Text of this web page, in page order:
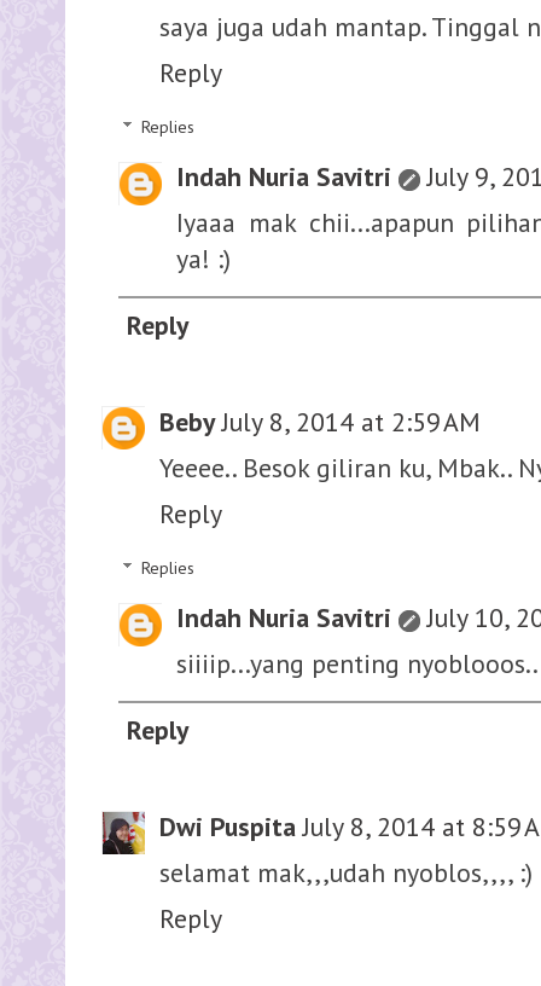
saya juga udah mantap. Tinggal
Reply
Replies
Indah Nuria Savitri
July 9,
Iyaaa mak chii...apapun
ya! :)
Reply
Beby July 8, 2014 at 2:59 AM
Yeeee.. Besok giliran ku, Mbak..
Reply
Replies
Indah Nuria Savitri
July 10,
siiiip...yang penting
Reply
Dwi Puspita July 8, 2014 at 8:59
selamat mak,,,udah nyoblos,,,, :)
Reply